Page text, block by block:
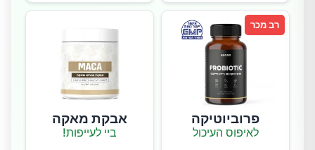
רב מכר
פרוביוטיקה
לאיפוס העיכול
אבקת מאקה
ביי לעייפות!